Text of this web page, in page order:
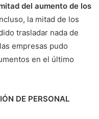
del aumento de los
la mitad de los
trasladar nada de
empresas pudo
en el último
DE PERSONAL